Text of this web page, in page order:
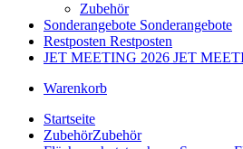
Zubehör
Sonderangebote Sonderangebote
Restposten Restposten
JET MEETING 2026 JET
Warenkorb
Startseite
ZubehörZubehör